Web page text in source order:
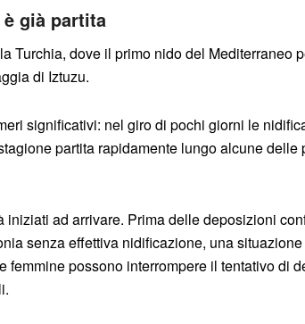
già partita
Turchia, dove il primo nido del Mediterraneo
di Iztuzu.
significativi: nel giro di pochi giorni le
partita rapidamente lungo alcune
ad arrivare. Prima delle deposizioni
senza effettiva nidificazione, una
femmine possono interrompere il tentativo di